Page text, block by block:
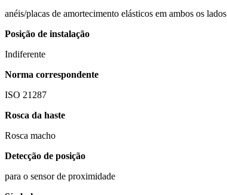
anéis/placas de amortecimento elásticos em ambos os lados
Posição de instalação
Indiferente
Norma correspondente
ISO 21287
Rosca da haste
Rosca macho
Detecção de posição
para o sensor de proximidade